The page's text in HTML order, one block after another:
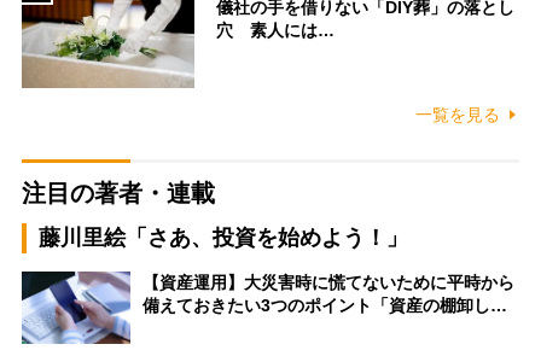
儀社の手を借りない「DIY葬」の落とし
穴 素人には…
一覧を見る
注目の著者・連載
藤川里絵「さあ、投資を始めよう！」
【資産運用】大災害時に慌てないために平時から
備えておきたい3つのポイント「資産の棚卸し…